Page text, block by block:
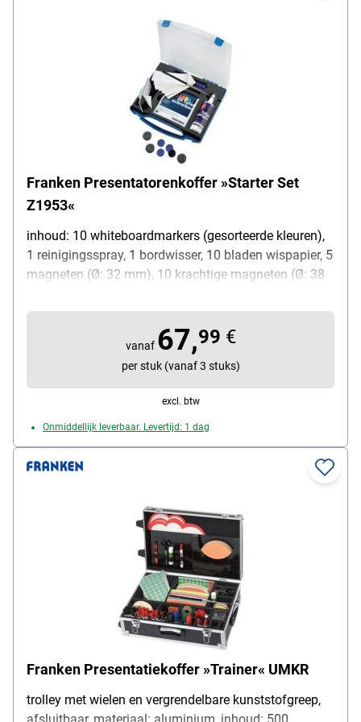
Franken Presentatorenkoffer »Starter Set
Z1953«
inhoud: 10 whiteboardmarkers (gesorteerde kleuren),
1 reinigingsspray, 1 bordwisser, 10 bladen wispapier, 5
magneten (Ø: 32 mm), 10 krachtige magneten (Ø: 38
cm
vanaf 67,99 €
per stuk (vanaf 3 stuks)
excl. btw
Onmiddellijk leverbaar. Levertijd: 1 dag
Franken Presentatiekoffer »Trainer« UMKR
trolley met wielen en vergrendelbare kunststofgreep,
afsluitbaar, materiaal: aluminium, inhoud: 500